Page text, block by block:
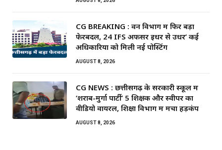
CG BREAKING : वन विभाग में फिर बड़ा
फेरबदल, 24 IFS अफसर इधर से उधर’ कई
अधिकारियों को मिली नई पोस्टिंग
AUGUST 8, 2026
CG NEWS : छत्तीसगढ़ के सरकारी स्कूल में
‘शराब-मुर्गा पार्टी’ 5 शिक्षक और स्वीपर का
वीडियो वायरल, शिक्षा विभाग में मचा हड़कंप
AUGUST 8, 2026